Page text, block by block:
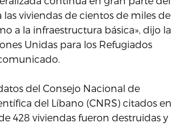
las viviendas de cientos de miles de
a la infraestructura básica», dijo la
Unidas para los Refugiados
del Consejo Nacional de
del Líbano (CNRS) citados en
428 viviendas fueron destruidas y